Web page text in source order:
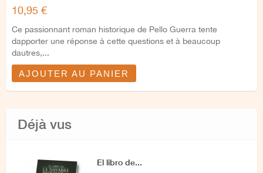
10,95 €
Ce passionnant roman historique de Pello Guerra tente
dapporter une réponse à cette questions et à beaucoup
dautres,...
AJOUTER AU PANIER
Déjà vus
El libro de...